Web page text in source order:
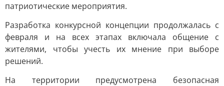
патриотические мероприятия.
Разработка конкурсной концепции продолжалась с
февраля и на всех этапах включала общение с
жителями, чтобы учесть их мнение при выборе
решений.
На территории предусмотрена безопасная